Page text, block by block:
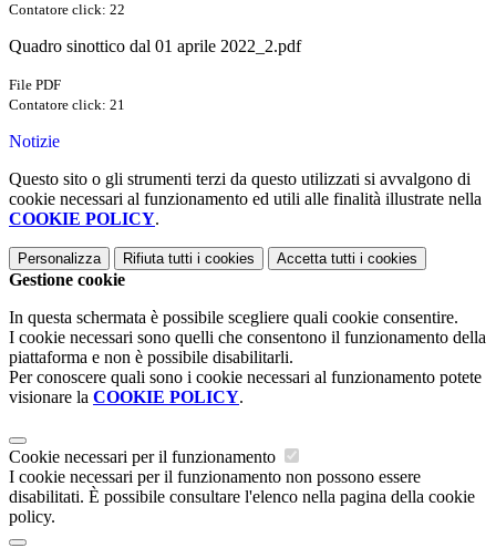
Contatore click: 22
Quadro sinottico dal 01 aprile 2022_2.pdf
File PDF
Contatore click: 21
Notizie
Questo sito o gli strumenti terzi da questo utilizzati si avvalgono di
cookie necessari al funzionamento ed utili alle finalità illustrate nella
COOKIE POLICY.
Personalizza Rifiuta tutti i cookies Accetta tutti i cookies
Gestione cookie
In questa schermata è possibile scegliere quali cookie consentire.
I cookie necessari sono quelli che consentono il funzionamento della
piattaforma e non è possibile disabilitarli.
Per conoscere quali sono i cookie necessari al funzionamento potete
visionare la COOKIE POLICY.
Cookie necessari per il funzionamento
I cookie necessari per il funzionamento non possono essere
disabilitati. È possibile consultare l'elenco nella pagina della cookie
policy.